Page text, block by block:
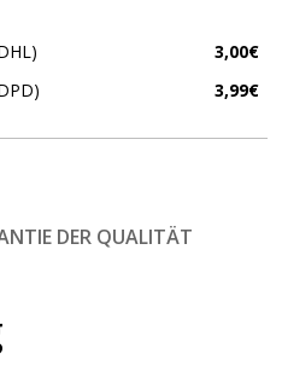
3,00€
3,99€
DER QUALITÄT